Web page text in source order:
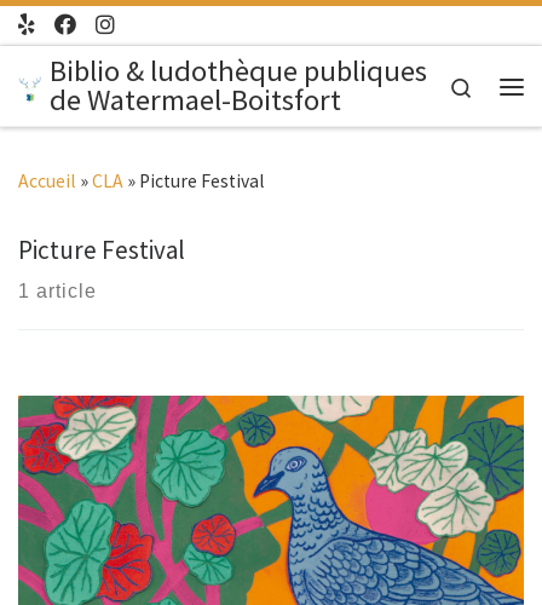
Passer au contenu
Biblio & ludothèque publiques
de Watermael-Boitsfort
Search
Accueil »CLA » Picture Festival
Picture Festival
1 article
Les rencontres avec le sauvage en ville, ça existe et ça
touche profondément. Elles nous font réﬂéchir à notre
place au sein des autres espèces vivantes. Elles nous
mettent face […]